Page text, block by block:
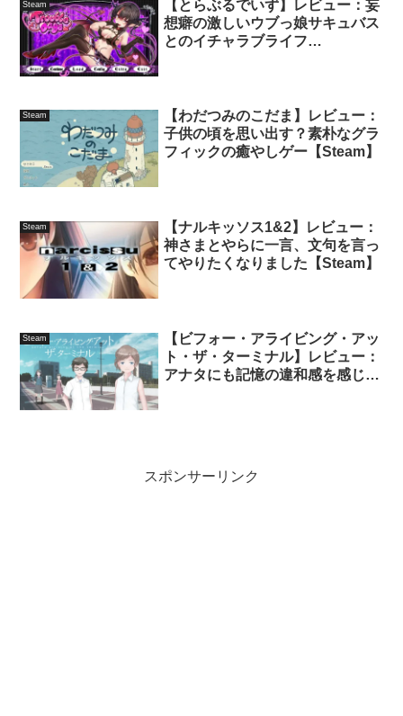
Steam
【とらぶるでいず】レビュー：妄
想癖の激しいウブっ娘サキュバス
とのイチャラブライフ
Steam
【わだつみのこだま】レビュー：
子供の頃を思い出す？素朴なグラ
フィックの癒やしゲー【Steam】
Steam
【ナルキッソス1&2】レビュー：
神さまとやらに一言、文句を言っ
てやりたくなりました【Steam】
Steam
【ビフォー・アライビング・アッ
ト・ザ・ターミナル】レビュー：
アナタにも記憶の違和感を感じた
スポンサーリンク